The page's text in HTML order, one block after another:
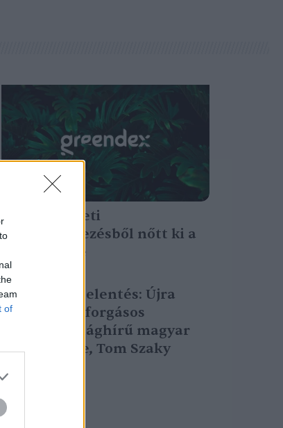
of
Egy művészeti
kezdeményezésből nőtt ki a
HybridCycle
Greendex Szemle
Exkluzív bejelentés: Újra
itthon a körforgásos
gazdaság világhírű magyar
fenegyereke, Tom Szaky